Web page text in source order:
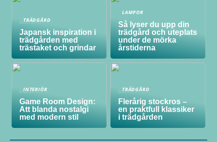
TRÄDGÅRD
Japansk inspiration i
trädgården med
trästaket och grindar
LAMPOR
Så lyser du upp din
trädgård och uteplats
under de mörka
årstiderna
INTERIÖR
Game Room Design:
Att blanda nostalgi
med modern stil
TRÄDGÅRD
Flerårig stockros –
en praktfull klassiker
i trädgården